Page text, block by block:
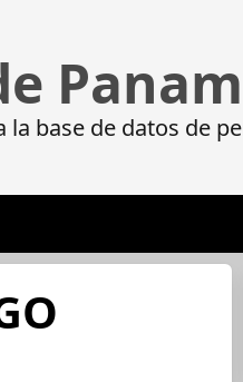
base de datos de